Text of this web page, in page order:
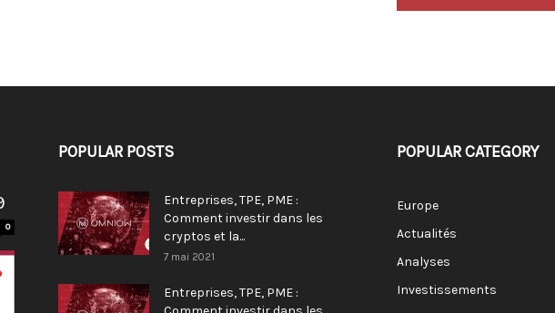
0
POPULAR POSTS
Entreprises, TPE, PME :
Comment investir dans les
cryptos et la...
7 mai 2021
Entreprises, TPE, PME :
POPULAR CATEGORY
Europe
Actualités
Analyses
Investissements